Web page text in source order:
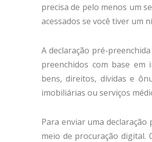
precisa de pelo menos um
acessados se você tiver um
A declaração pré-
preenchidos com base em
bens, direitos, dívidas e
imobiliárias ou serviços
Para enviar uma
meio de procuração digital.